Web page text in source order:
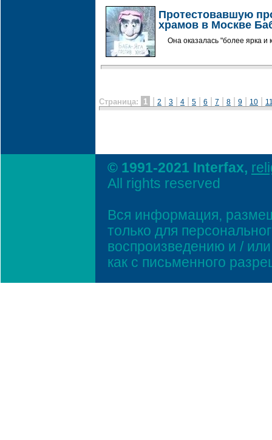
Протестовавшую
храмов в Москве
Она оказалась "более ярка и
Страница: 1 2 3 4 5 6 7 8 9 10
© 1991-2021 Interfax,
All rights reserved
Вся информация,
только для
воспроизведению и /
как с письменного